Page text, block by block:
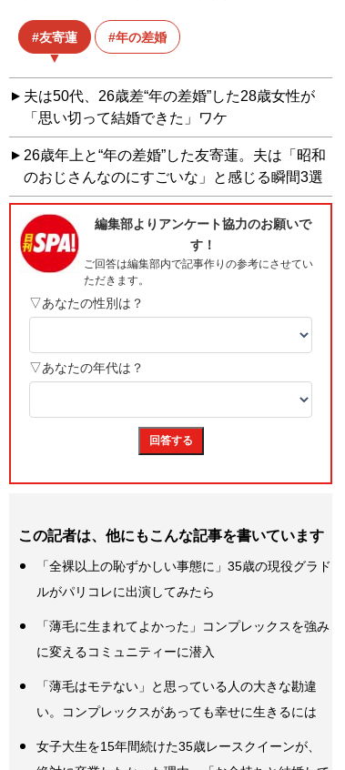
友寄蓮 年の差婚
夫は50代、26歳差“年の差婚”した28歳女性が
「思い切って結婚できた」ワケ
26歳年上と“年の差婚”した友寄蓮。夫は「昭和
のおじさんなのにすごいな」と感じる瞬間3選
この記者は、他にもこんな記事を書いています
「全裸以上の恥ずかしい事態に」35歳の現役グラド
ルがパリコレに出演してみたら
「薄毛に生まれてよかった」コンプレックスを強み
に変えるコミュニティーに潜入
「薄毛はモテない」と思っている人の大きな勘違
い。コンプレックスがあっても幸せに生きるには
女子大生を15年間続けた35歳レースクイーンが、